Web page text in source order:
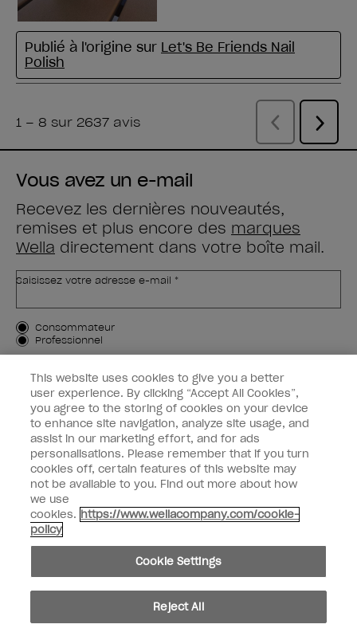
Vous avez un e-mail
Recevez les dernières nouveautés,
remises et plus encore des marques
Wella directement dans votre boîte mail.
Saisissez votre adresse e-mail *
Type de client
Consommateur
Professionnel
M'INSCRIRE
Informations clients
OPI & vous
instagramfacebook
Copyright 2026, Wella Operations US LLC. Tous droits réservés.
This website uses cookies to give you a better
user experience. By clicking “Accept All Cookies”,
you agree to the storing of cookies on your device
to enhance site navigation, analyze site usage, and
assist in our marketing effort, and for ads
personalisations. Please remember that if you turn
cookies off, certain features of this website may
not be available to you. Find out more about how
we use
cookies. https://www.wellacompany.com/cookie-
policy
Cookie Settings
Reject All